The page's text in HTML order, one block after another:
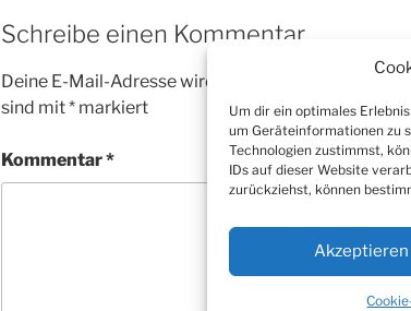
Um dir ein optimales
um Geräteinformationen zu
Technologien zustimmst,
IDs auf dieser Website
zurückziehst, können
Akzeptieren
Schreibe einen Kommentar
Deine E-Mail-Adresse wird nicht veröffentlicht.
sind mit* markiert
Kommentar*